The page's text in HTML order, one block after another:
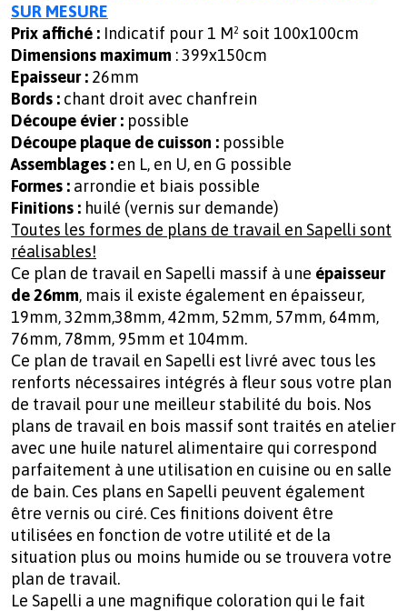
SUR MESURE
Prix affiché : Indicatif pour 1 M² soit 100x100cm
Dimensions maximum : 399x150cm
Epaisseur : 26mm
Bords : chant droit avec chanfrein
Découpe évier : possible
Découpe plaque de cuisson : possible
Assemblages : en L, en U, en G possible
Formes : arrondie et biais possible
Finitions : huilé (vernis sur demande)
Toutes les formes de plans de travail en Sapelli sont
réalisables!
Ce plan de travail en Sapelli massif à une épaisseur
de 26mm, mais il existe également en épaisseur,
19mm, 32mm,38mm, 42mm, 52mm, 57mm, 64mm,
76mm, 78mm, 95mm et 104mm.
Ce plan de travail en Sapelli est livré avec tous les
renforts nécessaires intégrés à fleur sous votre plan
de travail pour une meilleur stabilité du bois. Nos
plans de travail en bois massif sont traités en atelier
avec une huile naturel alimentaire qui correspond
parfaitement à une utilisation en cuisine ou en salle
de bain. Ces plans en Sapelli peuvent également
être vernis ou ciré. Ces finitions doivent être
utilisées en fonction de votre utilité et de la
situation plus ou moins humide ou se trouvera votre
plan de travail.
Le Sapelli a une magnifique coloration qui le fait